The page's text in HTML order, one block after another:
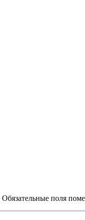
Обязательные поля